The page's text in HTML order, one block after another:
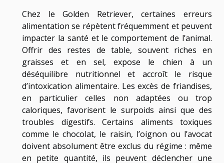
Chez le Golden Retriever, certaines erreurs
alimentation se répètent fréquemment et peuvent
impacter la santé et le comportement de l’animal.
Offrir des restes de table, souvent riches en
graisses et en sel, expose le chien à un
déséquilibre nutritionnel et accroît le risque
d’intoxication alimentaire. Les excès de friandises,
en particulier celles non adaptées ou trop
caloriques, favorisent le surpoids ainsi que des
troubles digestifs. Certains aliments toxiques
comme le chocolat, le raisin, l’oignon ou l’avocat
doivent absolument être exclus du régime : même
en petite quantité, ils peuvent déclencher une